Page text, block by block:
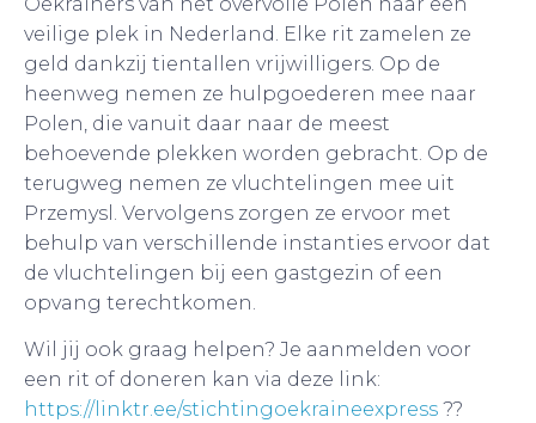
veilige plek in Nederland. Elke rit zamelen ze
geld dankzij tientallen vrijwilligers. Op de
heenweg nemen ze hulpgoederen mee naar
Polen, die vanuit daar naar de meest
behoevende plekken worden gebracht. Op de
terugweg nemen ze vluchtelingen mee uit
Przemysl. Vervolgens zorgen ze ervoor met
behulp van verschillende instanties ervoor dat
de vluchtelingen bij een gastgezin of een
opvang terechtkomen.
Wil jij ook graag helpen? Je aanmelden voor
een rit of doneren kan via deze link:
https://linktr.ee/stichtingoekraineexpress ??